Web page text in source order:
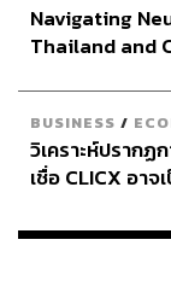
ภาพและเรื่อง: พ
แม่น้ำปิง
Navigating
Thailand and
BUSINESS /
วิเคราะห์ปราก
เชื่อ CLICX อา
เรือนไทยที่ถูกซุก